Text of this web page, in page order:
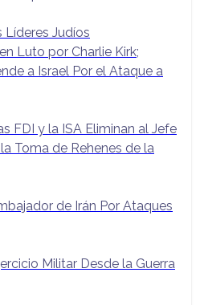
Líderes Judíos
Luto por Charlie Kirk;
a Israel Por el Ataque a
FDI y la ISA Eliminan al Jefe
Toma de Rehenes de la
de Irán Por Ataques
Militar Desde la Guerra